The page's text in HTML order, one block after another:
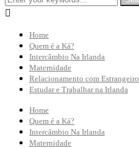

Home
Quem é a Ká?
Intercâmbio Na Irlanda
Maternidade
Relacionamento com Estrangeiro
Estudar e Trabalhar na Irlanda
Home
Quem é a Ká?
Intercâmbio Na Irlanda
Maternidade